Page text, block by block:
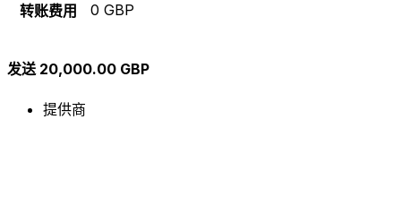
转账费用 0 GBP
发送 20,000.00 GBP
提供商